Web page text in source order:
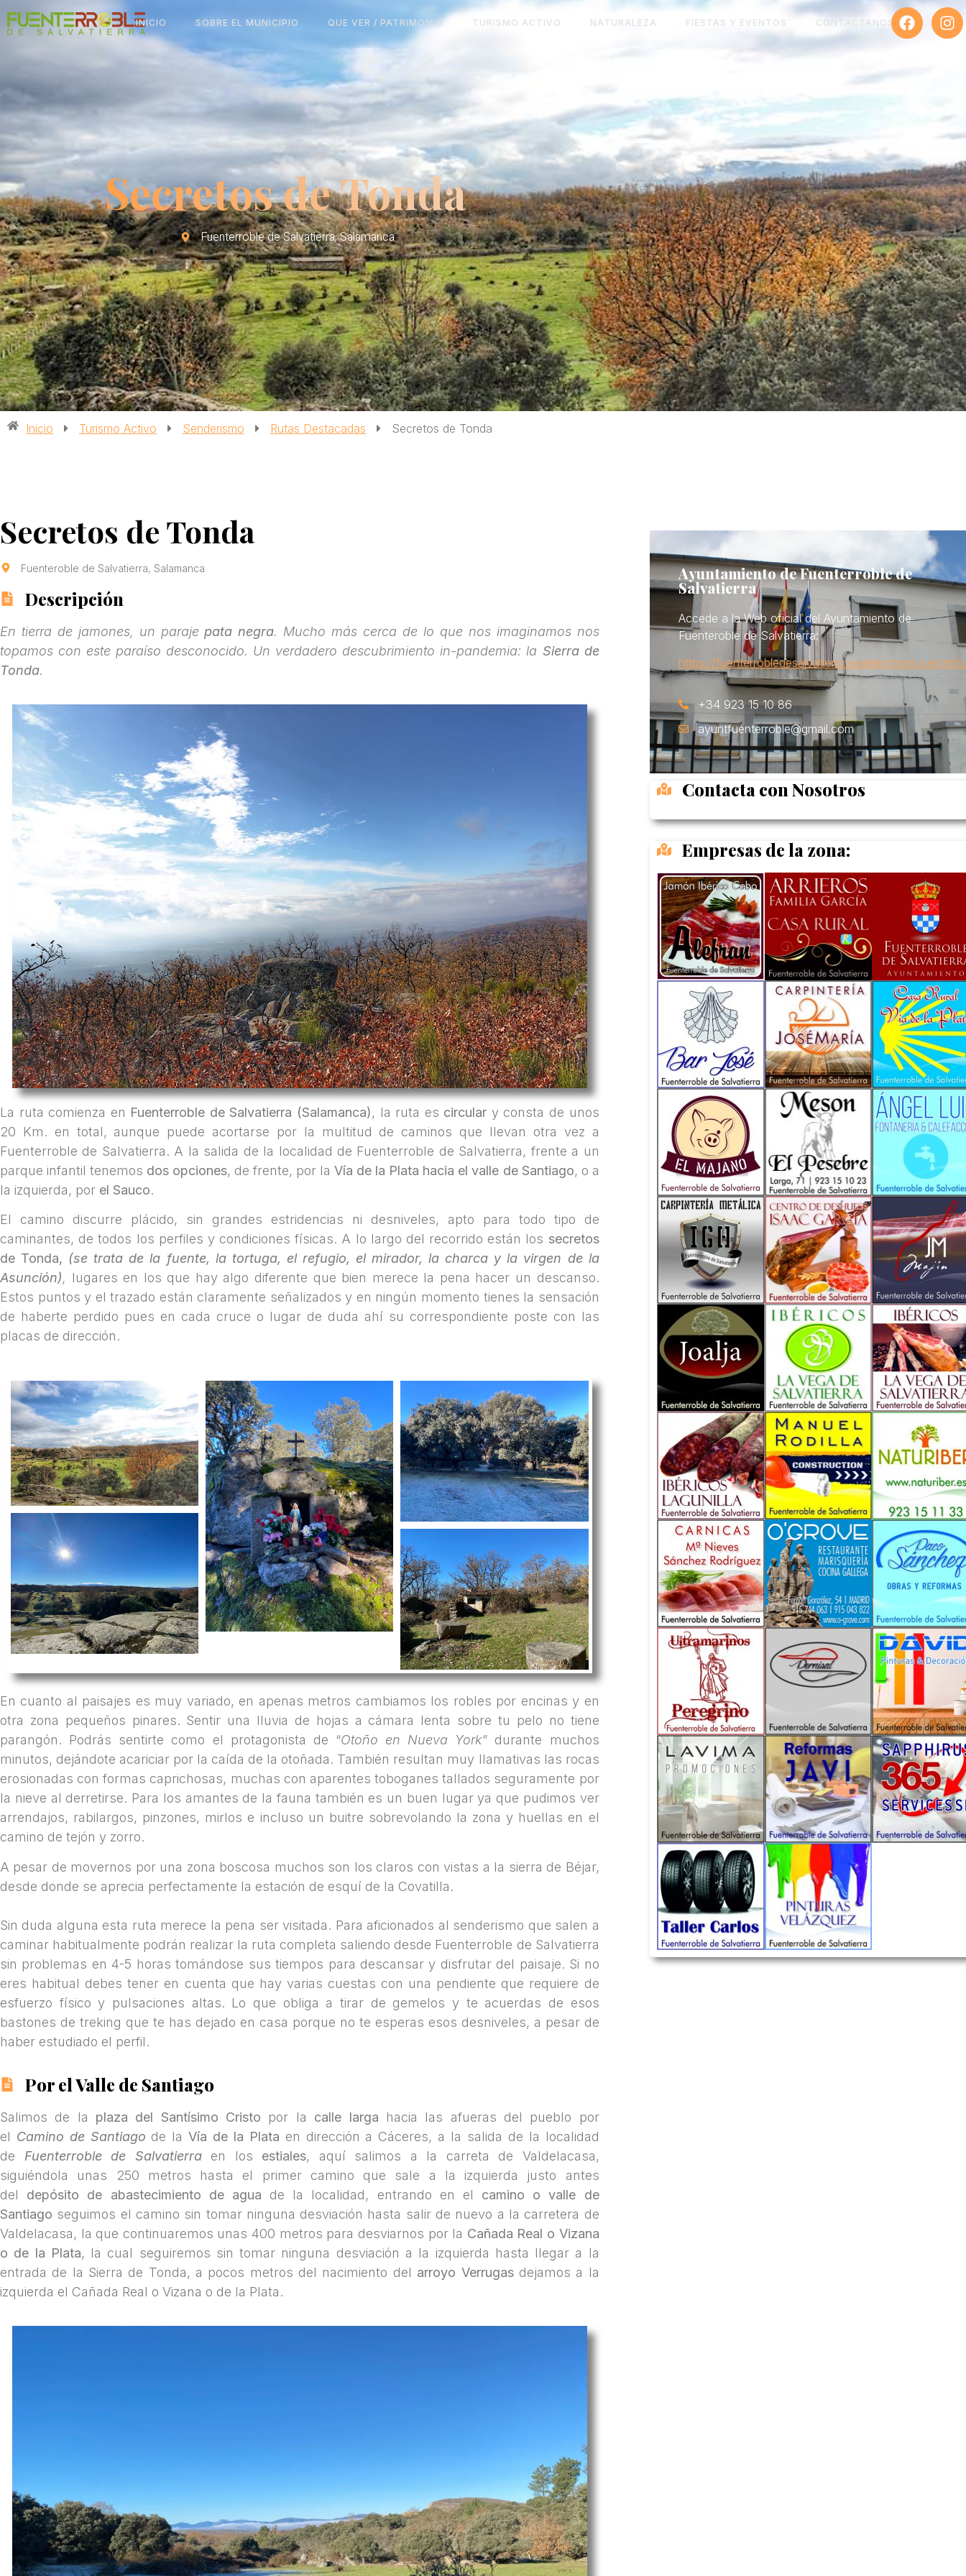
INICIO SOBRE EL MUNICIPIO QUE VER / PATRIMONIO TURISMO ACTIVO NATURALEZA FIESTAS Y EVENTOS CONTACTANOS
Secretos de Tonda
Fuenterroble de Salvatierra, Salamanca
Inicio Turismo Activo Senderismo Rutas Destacadas Secretos de Tonda
Secretos de Tonda
Fuenteroble de Salvatierra, Salamanca
Descripción
En tierra de jamones, un paraje pata negra. Mucho más cerca de lo que nos imaginamos nos
topamos con este paraíso desconocido. Un verdadero descubrimiento in-pandemia: la Sierra de
Tonda.
La ruta comienza en Fuenterroble de Salvatierra (Salamanca), la ruta es circular y consta de unos
20 Km. en total, aunque puede acortarse por la multitud de caminos que llevan otra vez a
Fuenterroble de Salvatierra. A la salida de la localidad de Fuenterroble de Salvatierra, frente a un
parque infantil tenemos dos opciones, de frente, por laVía de la Plata hacia el valle de Santiago, o a
la izquierda, por el Sauco.
El camino discurre plácido, sin grandes estridencias ni desniveles, apto para todo tipo de
caminantes, de todos los perfiles y condiciones físicas. A lo largo del recorrido están los secretos
de Tonda, (se trata de la fuente, la tortuga, el refugio, el mirador, la charca y la virgen de la
Asunción), lugares en los que hay algo diferente que bien merece la pena hacer un descanso.
Estos puntos y el trazado están claramente señalizados y en ningún momento tienes la sensación
de haberte perdido pues en cada cruce o lugar de duda ahí su correspondiente poste con las
placas de dirección.
En cuanto al paisajes es muy variado, en apenas metros cambiamos los robles por encinas y en
otra zona pequeños pinares. Sentir una lluvia de hojas a cámara lenta sobre tu pelo no tiene
parangón. Podrás sentirte como el protagonista de “Otoño en Nueva York” durante muchos
minutos, dejándote acariciar por la caída de la otoñada. También resultan muy llamativas las rocas
erosionadas con formas caprichosas, muchas con aparentes toboganes tallados seguramente por
la nieve al derretirse. Para los amantes de la fauna también es un buen lugar ya que pudimos ver
arrendajos, rabilargos, pinzones, mirlos e incluso un buitre sobrevolando la zona y huellas en el
camino de tejón y zorro.
A pesar de movernos por una zona boscosa muchos son los claros con vistas a la sierra de Béjar,
desde donde se aprecia perfectamente la estación de esquí de la Covatilla.
Sin duda alguna esta ruta merece la pena ser visitada. Para aficionados al senderismo que salen a
caminar habitualmente podrán realizar la ruta completa saliendo desde Fuenterroble de Salvatierra
sin problemas en 4-5 horas tomándose sus tiempos para descansar y disfrutar del paisaje. Si no
eres habitual debes tener en cuenta que hay varias cuestas con una pendiente que requiere de
esfuerzo físico y pulsaciones altas. Lo que obliga a tirar de gemelos y te acuerdas de esos
bastones de treking que te has dejado en casa porque no te esperas esos desniveles, a pesar de
haber estudiado el perfil.
Por el Valle de Santiago
Salimos de la plaza del Santísimo Cristo por la calle larga hacia las afueras del pueblo por
el Camino de Santiago de laVía de la Plata en dirección a Cáceres, a la salida de la localidad
de Fuenterroble de Salvatierraen los estiales, aquí salimos a la carreta de Valdelacasa,
siguiéndola unas 250 metros hasta el primer camino que sale a la izquierda justo antes
del depósito de abastecimiento de agua de la localidad, entrando en el camino o valle de
Santiago seguimos el camino sin tomar ninguna desviación hasta salir de nuevo a la carretera de
Valdelacasa, la que continuaremos unas 400 metros para desviarnos por la Cañada Real o Vizana
o de la Plata, la cual seguiremos sin tomar ninguna desviación a la izquierda hasta llegar a la
entrada de la Sierra de Tonda, a pocos metros del nacimiento del arroyo Verrugasdejamos a la
izquierda el Cañada Real o Vizana o de la Plata.
Ayuntamiento de Fuenterroble de
Salvatierra
Accede a la Web oficial del Ayuntamiento de
Fuenteroble de Salvatierra:
https://fuenterrobledesalvatierra.sedelectronica.es/
+34 923 15 10 86
ayuntfuenterroble@gmail.com
Contacta con Nosotros
Empresas de la zona: